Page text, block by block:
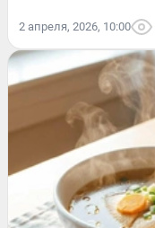
2 апреля, 2026, 10:00